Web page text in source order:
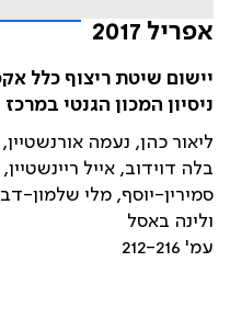
אפריל 2017
יישום שיטת ריצוף כלל
ניסיון המכון הגנטי
ליאור כהן, נעמה
בלה דוידוב, אייל
סמירין-יוסף, מלי שלמון-
ולינה באסל
עמ' 212-216